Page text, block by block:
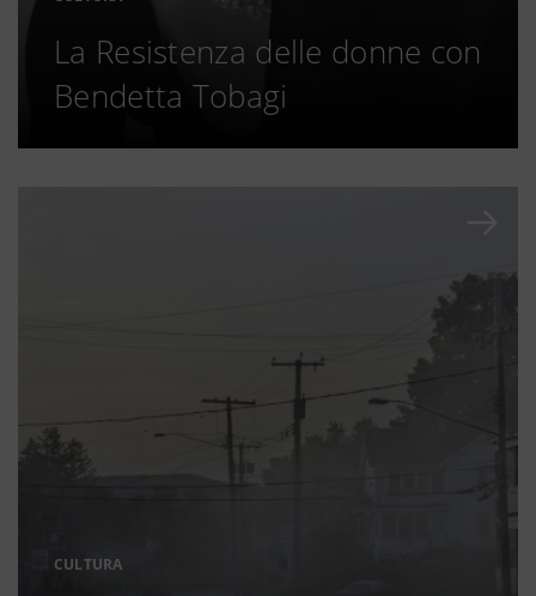
La Resistenza delle donne con
Bendetta Tobagi
CULTURA